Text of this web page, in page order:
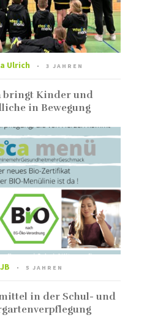
Ulrich 3 JAHREN
bringt Kinder und
in Bewegung
5 JAHREN
in der Schul- und